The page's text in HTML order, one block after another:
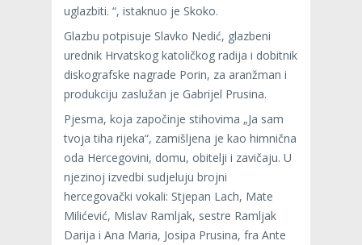
uglazbiti. “, istaknuo je Skoko.
Glazbu potpisuje Slavko Nedić, glazbeni
urednik Hrvatskog katoličkog radija i dobitnik
diskografske nagrade Porin, za aranžman i
produkciju zaslužan je Gabrijel Prusina.
Pjesma, koja započinje stihovima „Ja sam
tvoja tiha rijeka“, zamišljena je kao himnična
oda Hercegovini, domu, obitelji i zavičaju. U
njezinoj izvedbi sudjeluju brojni
hercegovački vokali: Stjepan Lach, Mate
Milićević, Mislav Ramljak, sestre Ramljak
Darija i Ana Maria, Josipa Prusina, fra Ante